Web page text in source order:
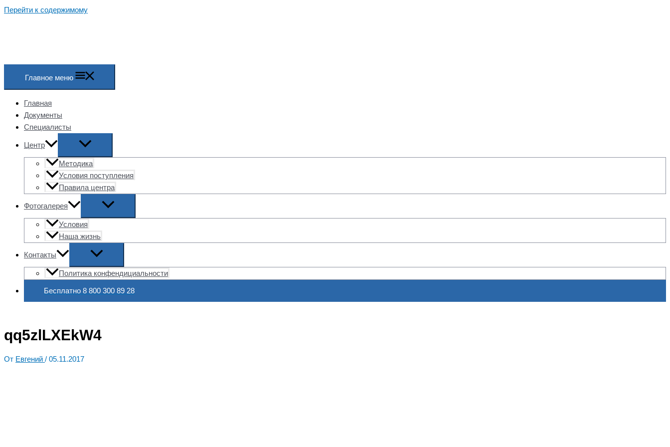
Перейти к содержимому
Главное меню
Главная
Документы
Специалисты
Центр
Методика
Условия поступления
Правила центра
Фотогалерея
Условия
Наша жизнь
Контакты
Политика конфендициальности
Бесплатно 8 800 300 89 28
qq5zlLXEkW4
От Евгений / 05.11.2017